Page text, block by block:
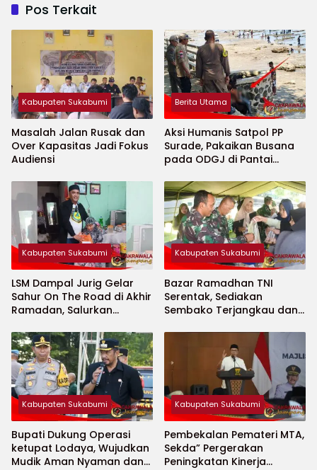
Pos Terkait
Kabupaten Sukabumi
Masalah Jalan Rusak dan
Over Kapasitas Jadi Fokus
Audiensi
Berita Utama
Aksi Humanis Satpol PP
Surade, Pakaikan Busana
pada ODGJ di Pantai
Kabupaten Sukabumi
LSM Dampal Jurig Gelar
Sahur On The Road di Akhir
Ramadan, Salurkan
Jompo dan Anak Yatim
Kabupaten Sukabumi
Bazar Ramadhan TNI
Serentak, Sediakan
Sembako Terjangkau dan
Kabupaten Sukabumi
Bupati Dukung Operasi
ketupat Lodaya, Wujudkan
Mudik Aman Nyaman dan
Kabupaten Sukabumi
Pembekalan Pemateri MTA,
Sekda” Pergerakan
Peningkatan Kinerja